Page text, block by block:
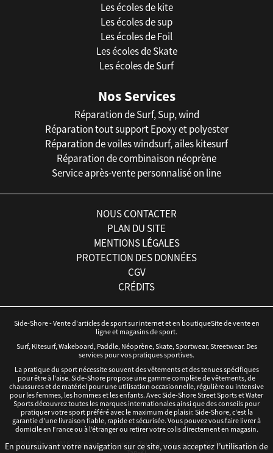
Les écoles de kite
Les écoles de sup
Les écoles de Foil
Les écoles de Skate
Les écoles de Surf
Nos Services
Réparation de Surf, Sup, wind
Réparation tout support Epoxy et polyester
Réparation de voiles windsurf, ailes kitesurf
Réparation de combinaison néoprène
Service après-vente personnalisé on line
NOUS CONTACTER
PLAN DU SITE
MENTIONS LÉGALES
PROTECTION DES DONNÉES
CGV
CRÉDITS
Side-Shore - Vente d'articles de sport sur internet et en boutiqueSite de vente en
ligne et magasins de sport.
Surf, Kitesurf, Wakeboard, Paddle, Néoprène, Skate, Sportwear, Streetwear. Des
services pour vos pratiques sportives.
La pratique du sport nécessite souvent des vêtements et des tenues spécifiques
pour être à l'aise. Side-Shore propose une gamme complète de vêtements, de
chaussures et de matériel pour une utilisation occasionnelle, régulière ou intensive
pour les femmes, les hommes et les enfants. Avec Side-Shore Street Sports et Water
Sports découvrez toutes les marques internationales ainsi que des conseils pour
pratiquer votre sport préféré avec le maximum de plaisir. Side-Shore, c'est la
garantie d'une livraison fiable, rapide et sécurisée. Vous pouvez vous faire livrer à
domicile en France ou à l’étranger ou retirer votre colis directement en magasin.
©Side-Shore 2016 - Magasins de sports - Tous droits réservés - Réalisation :iD3ix
En poursuivant votre navigation sur ce site, vous acceptez l’utilisation de